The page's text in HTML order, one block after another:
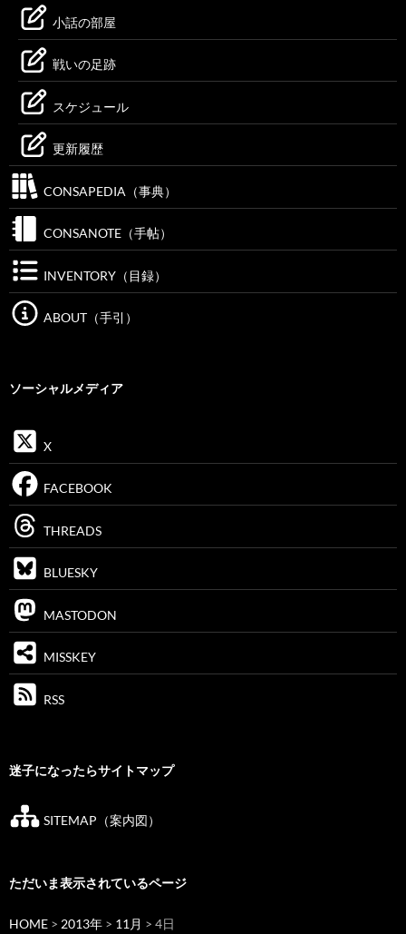
小話の部屋
戦いの足跡
スケジュール
更新履歴
CONSAPEDIA（事典）
CONSANOTE（手帖）
INVENTORY（目録）
ABOUT（手引）
ソーシャルメディア
X
FACEBOOK
THREADS
BLUESKY
MASTODON
MISSKEY
RSS
迷子になったらサイトマップ
SITEMAP（案内図）
ただいま表示されているページ
HOME > 2013年 > 11月 > 4日